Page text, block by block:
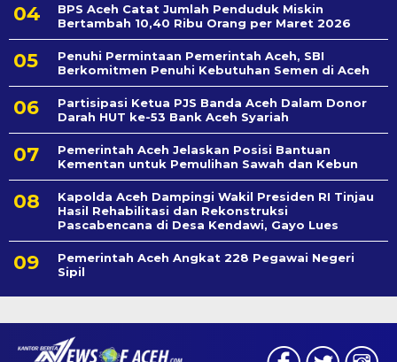
BPS Aceh Catat Jumlah Penduduk Miskin
Bertambah 10,40 Ribu Orang per Maret 2026
Penuhi Permintaan Pemerintah Aceh, SBI
Berkomitmen Penuhi Kebutuhan Semen di Aceh
Partisipasi Ketua PJS Banda Aceh Dalam Donor
Darah HUT ke-53 Bank Aceh Syariah
Pemerintah Aceh Jelaskan Posisi Bantuan
Kementan untuk Pemulihan Sawah dan Kebun
Kapolda Aceh Dampingi Wakil Presiden RI Tinjau
Hasil Rehabilitasi dan Rekonstruksi
Pascabencana di Desa Kendawi, Gayo Lues
Pemerintah Aceh Angkat 228 Pegawai Negeri
Sipil